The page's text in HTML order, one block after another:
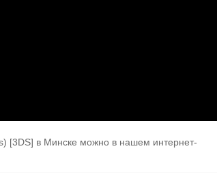
[3DS] в Минске можно в нашем интернет-